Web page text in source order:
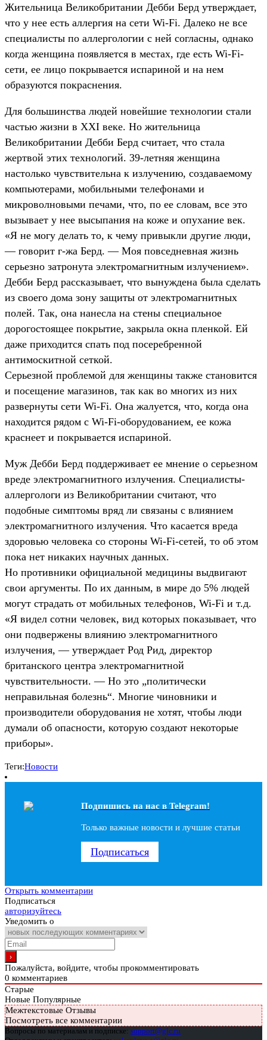
Жительница Великобритании Дебби Берд утверждает,
что у нее есть аллергия на сети Wi-Fi. Далеко не все
специалисты по аллергологии с ней согласны, однако
когда женщина появляется в местах, где есть Wi-Fi-
сети, ее лицо покрывается испариной и на нем
образуются покраснения.
Для большинства людей новейшие технологии стали
частью жизни в XXI веке. Но жительница
Великобритании Дебби Берд считает, что стала
жертвой этих технологий. 39-летняя женщина
настолько чувствительна к излучению, создаваемому
компьютерами, мобильными телефонами и
микроволновыми печами, что, по ее словам, все это
вызывает у нее высыпания на коже и опухание век.
«Я не могу делать то, к чему привыкли другие люди,
— говорит г-жа Берд. — Моя повседневная жизнь
серьезно затронута электромагнитным излучением».
Дебби Берд рассказывает, что вынуждена была сделать
из своего дома зону защиты от электромагнитных
полей. Так, она нанесла на стены специальное
дорогостоящее покрытие, закрыла окна пленкой. Ей
даже приходится спать под посеребренной
антимоскитной сеткой.
Серьезной проблемой для женщины также становится
и посещение магазинов, так как во многих из них
развернуты сети Wi-Fi. Она жалуется, что, когда она
находится рядом с Wi-Fi-оборудованием, ее кожа
краснеет и покрывается испариной.
Муж Дебби Берд поддерживает ее мнение о серьезном
вреде электромагнитного излучения. Специалисты-
аллергологи из Великобритании считают, что
подобные симптомы вряд ли связаны с влиянием
электромагнитного излучения. Что касается вреда
здоровью человека со стороны Wi-Fi-сетей, то об этом
пока нет никаких научных данных.
Но противники официальной медицины выдвигают
свои аргументы. По их данным, в мире до 5% людей
могут страдать от мобильных телефонов, Wi-Fi и т.д.
«Я видел сотни человек, вид которых показывает, что
они подвержены влиянию электромагнитного
излучения, — утверждает Род Рид, директор
британского центра электромагнитной
чувствительности. — Но это „политически
неправильная болезнь“. Многие чиновники и
производители оборудования не хотят, чтобы люди
думали об опасности, которую создают некоторые
приборы».
Теги:Новости
Подпишись на наc в Telegram!
Только важные новости и лучшие статьи
Подписаться
Открыть комментарии
Подписаться
авторизуйтесь
Уведомить о
Пожалуйста, войдите, чтобы прокомментировать
0 комментариев
Старые
Новые Популярные
Межтекстовые Отзывы
Посмотреть все комментарии
Вопросы по материалам и подписке: support@glc.ru